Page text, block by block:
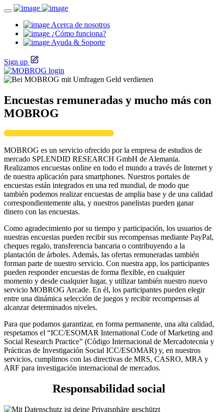
Acerca de nosotros
¿Cómo funciona?
Ayuda & Soporte
Sign up
Encuestas remuneradas y mucho más con
MOBROG
MOBROG es un servicio ofrecido por la empresa de estudios de
mercado SPLENDID RESEARCH GmbH de Alemania.
Realizamos encuestas online en todo el mundo a través de Internet y
de nuestra aplicación para smartphones. Nuestros portales de
encuestas están integrados en una red mundial, de modo que
también podemos realizar encuestas de amplia base y de una calidad
correspondientemente alta, y nuestros panelistas pueden ganar
dinero con las encuestas.
Como agradecimiento por su tiempo y participación, los usuarios de
nuestras encuestas pueden recibir sus recompensas mediante PayPal,
cheques regalo, transferencia bancaria o contribuyendo a la
plantación de árboles. Además, las ofertas remuneradas también
forman parte de nuestro servicio. Con nuestra app, los participantes
pueden responder encuestas de forma flexible, en cualquier
momento y desde cualquier lugar, y utilizar también nuestro nuevo
servicio MOBROG Arcade. En él, los participantes pueden elegir
entre una dinámica selección de juegos y recibir recompensas al
alcanzar determinados niveles.
Para que podamos garantizar, en forma permanente, una alta calidad,
respetamos el “ICC/ESOMAR International Code of Marketing and
Social Research Practice” (Código Internacional de Mercadotecnia y
Prácticas de Investigación Social ICC/ESOMAR) y, en nuestros
servicios, cumplimos con las directivas de MRS, CASRO, MRA y
ARF para investigación internacional de mercados.
Responsabilidad social